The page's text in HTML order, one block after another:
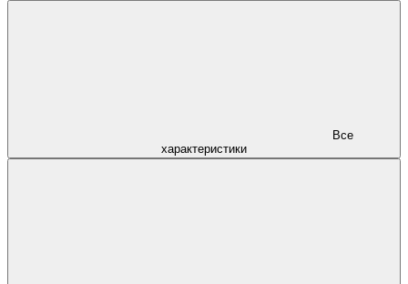
характеристики